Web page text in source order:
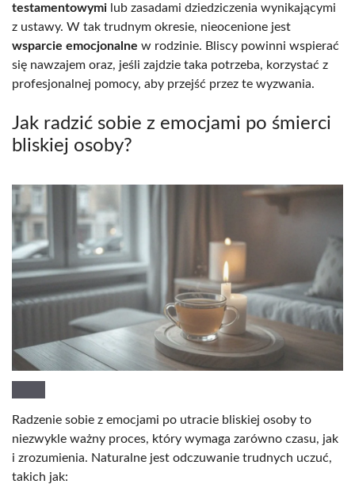
testamentowymi lub zasadami dziedziczenia wynikającymi
z ustawy. W tak trudnym okresie, nieocenione jest
wsparcie emocjonalne w rodzinie. Bliscy powinni wspierać
się nawzajem oraz, jeśli zajdzie taka potrzeba, korzystać z
profesjonalnej pomocy, aby przejść przez te wyzwania.
Jak radzić sobie z emocjami po śmierci
bliskiej osoby?
Radzenie sobie z emocjami po utracie bliskiej osoby to
niezwykle ważny proces, który wymaga zarówno czasu, jak
i zrozumienia. Naturalne jest odczuwanie trudnych uczuć,
takich jak: